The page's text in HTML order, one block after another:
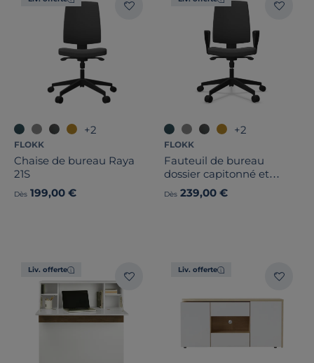
+2
FLOKK
Chaise de bureau Raya
21S
Dès 199,00 €
+2
FLOKK
Fauteuil de bureau
dossier capitonné et
plastique noir avec
accoudoirs fixes
Dès 239,00 €
Liv. offerte Liv. offerte